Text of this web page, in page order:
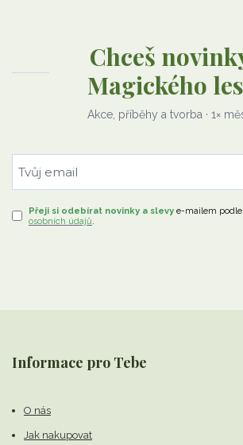
Chceš
Magického
Akce, příběhy a tvorba · 1×
Přeji si odebírat novinky a slevy e-mailem podle
osobních údajů.
Informace pro Tebe
O nás
Jak nakupovat